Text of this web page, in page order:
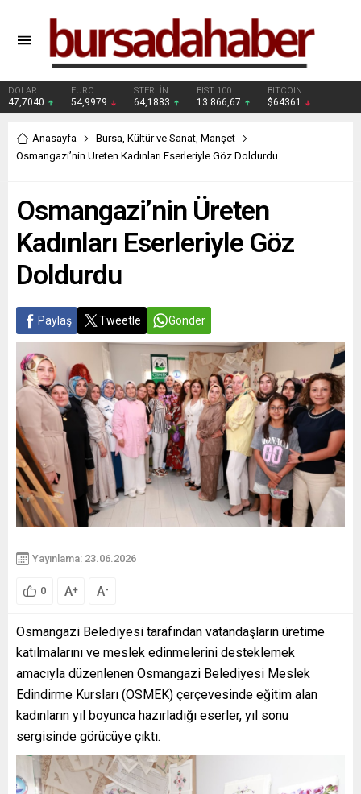
DOLAR
47,7040
EURO
54,9979
STERLİN
64,1883
BIST 100
13.866,67
BITCOIN
$64361
Anasayfa Bursa, Kültür ve Sanat, Manşet
Osmangazi’nin Üreten Kadınları Eserleriyle Göz Doldurdu
Osmangazi’nin Üreten
Kadınları Eserleriyle Göz
Doldurdu
Paylaş Tweetle Gönder
Yayınlama: 23.06.2026
0 A+ A-
Osmangazi Belediyesi tarafından vatandaşların üretime
katılmalarını ve meslek edinmelerini desteklemek
amacıyla düzenlenen Osmangazi Belediyesi Meslek
Edindirme Kursları (OSMEK) çerçevesinde eğitim alan
kadınların yıl boyunca hazırladığı eserler, yıl sonu
sergisinde görücüye çıktı.